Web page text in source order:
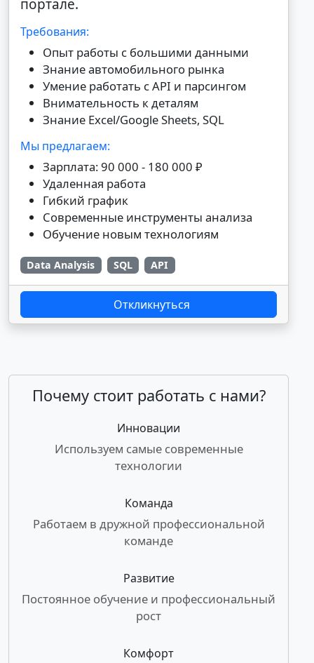
портале.
Требования:
Опыт работы с большими данными
Знание автомобильного рынка
Умение работать с API и парсингом
Внимательность к деталям
Знание Excel/Google Sheets, SQL
Мы предлагаем:
Зарплата: 90 000 - 180 000 ₽
Удаленная работа
Гибкий график
Современные инструменты анализа
Обучение новым технологиям
Data Analysis SQL API
Откликнуться
Почему стоит работать с нами?
Инновации
Используем самые современные
технологии
Команда
Работаем в дружной профессиональной
команде
Развитие
Постоянное обучение и профессиональный
рост
Комфорт